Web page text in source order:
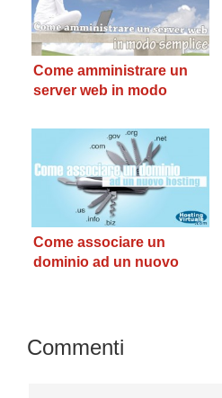
Come amministrare un
server web in modo
Come associare un
dominio ad un nuovo
Interazioni
Commenti